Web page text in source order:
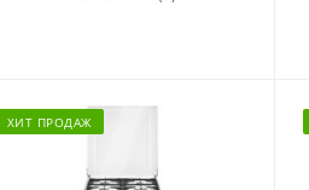
ХИТ ПРОДАЖ